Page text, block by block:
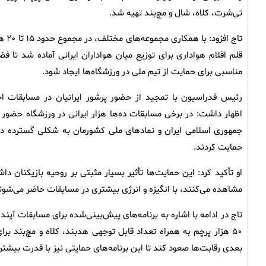
تی‌شرت، کلاه، شال و مچ‌بند تهیه شد.
تاج
قلم اقلام هواداری برای توزیع میان هواداران ایرانی آماده شد تا
مناسبی برای حمایت از تیم ملی در ورزشگاه‌ها ایجاد شود.
رئیس فدراسیون با تمجید از حضور پرشور ایرانیان در مسابقات
اظهار داشت: در برخی مسابقات ده‌ها هزار ایرانی در ورزشگاه
جمهوری اسلامی ایران و نمادهای ملی کشورمان به شکلی گسترده
حمایت کردند.
او تأکید کرد: این حمایت‌ها تأثیر بسیار مثبتی بر روحیه
مشاهده می‌کنند، با انگیزه و انرژی بیشتری در مسابقات حاضر
تاج در ادامه با اشاره به برنامه‌های پیش‌بینی‌شده برای مسابقات
۵۰ هزار پرچم به همراه تعداد قابل توجهی هدبند، کلاه و مچ‌بند
بعدی رقابت‌ها صعود کند تا این برنامه‌های حمایتی نیز با قدرت